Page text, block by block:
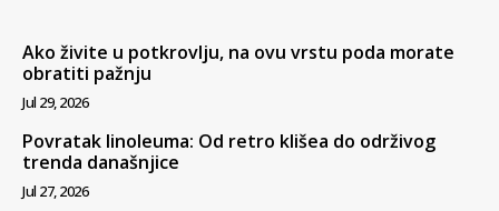
Ako živite u potkrovlju, na ovu vrstu poda morate
obratiti pažnju
Jul 29, 2026
Povratak linoleuma: Od retro klišea do održivog
trenda današnjice
Jul 27, 2026